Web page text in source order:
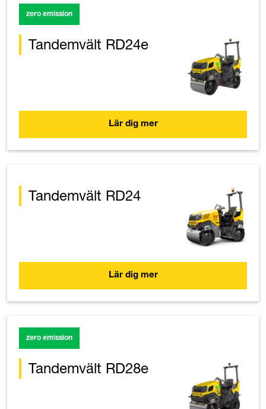
zero emission
Tandemvält RD24e
Lär dig mer
Tandemvält RD24
Lär dig mer
zero emission
Tandemvält RD28e